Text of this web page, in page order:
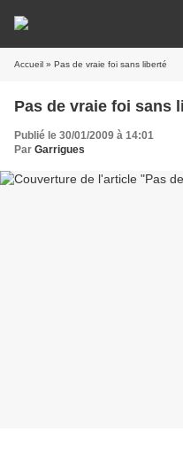
Accueil » Pas de vraie foi sans liberté
Pas de vraie foi sans
Publié le 30/01/2009 à 14:01
Par Garrigues